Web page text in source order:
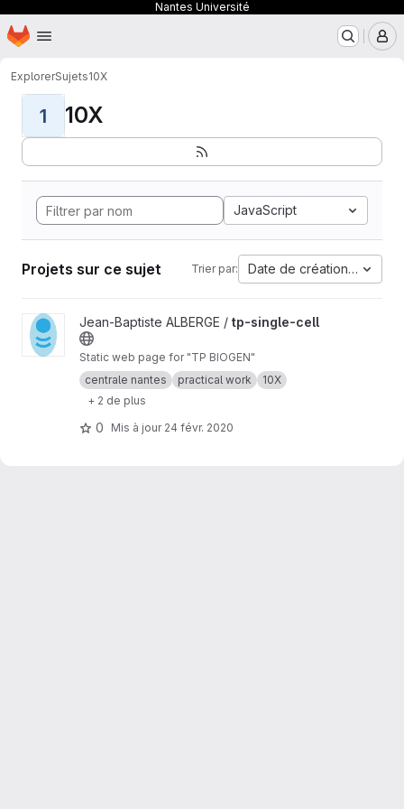
Nantes Université
Passer au contenu principal
Page d'accueil
ExplorerSujets10X
1 10X
JavaScript
Projets sur ce sujet Trier par: Date de création la plus
Afficher le projet tp-single-cell
Jean-Baptiste ALBERGE / tp-single-cell
Static web page for "TP BIOGEN"
centrale nantes
practical work
10X
+ 2 de plus
0 Mis à jour 24 févr. 2020